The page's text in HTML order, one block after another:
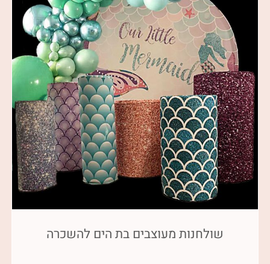
שולחנות מעוצבים בת הים להשכרה